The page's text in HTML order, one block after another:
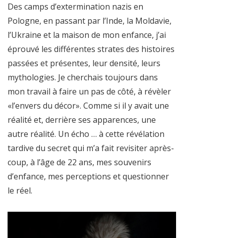
Des camps d’extermination nazis en
Pologne, en passant par l’Inde, la Moldavie,
l’Ukraine et la maison de mon enfance, j’ai
éprouvé les différentes strates des histoires
passées et présentes, leur densité, leurs
mythologies. Je cherchais toujours dans
mon travail à faire un pas de côté, à révèler
«l’envers du décor». Comme si il y avait une
réalité et, derrière ses apparences, une
autre réalité. Un écho … à cette révélation
tardive du secret qui m’a fait revisiter après-
coup, à l’âge de 22 ans, mes souvenirs
d’enfance, mes perceptions et questionner
le réel.